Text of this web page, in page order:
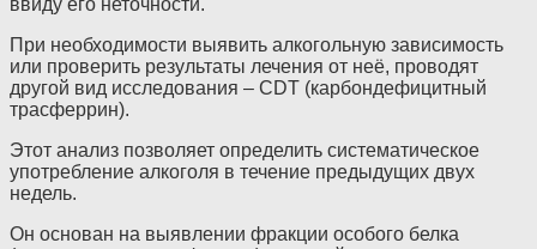
ввиду его неточности.
При необходимости выявить алкогольную зависимость
или проверить результаты лечения от неё, проводят
другой вид исследования – CDT (карбондефицитный
трасферрин).
Этот анализ позволяет определить систематическое
употребление алкоголя в течение предыдущих двух
недель.
Он основан на выявлении фракции особого белка